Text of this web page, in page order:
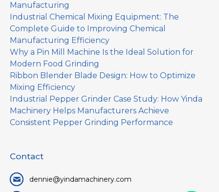
Manufacturing
Industrial Chemical Mixing Equipment: The
Complete Guide to Improving Chemical
Manufacturing Efficiency
Why a Pin Mill Machine Is the Ideal Solution for
Modern Food Grinding
Ribbon Blender Blade Design: How to Optimize
Mixing Efficiency
Industrial Pepper Grinder Case Study: How Yinda
Machinery Helps Manufacturers Achieve
Consistent Pepper Grinding Performance
Contact
dennie@yindamachinery.com